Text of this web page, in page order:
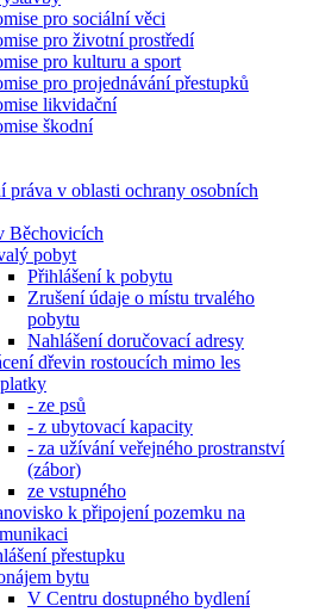
pro sociální věci
pro životní prostředí
pro kulturu a sport
pro projednávání přestupků
likvidační
škodní
práva v oblasti ochrany osobních
Běchovicích
pobyt
Přihlášení k pobytu
Zrušení údaje o místu trvalého
pobytu
Nahlášení doručovací adresy
dřevin rostoucích mimo les
- ze psů
- z ubytovací kapacity
- za užívání veřejného prostranství
(zábor)
ze vstupného
k připojení pozemku na
přestupku
bytu
V Centru dostupného bydlení